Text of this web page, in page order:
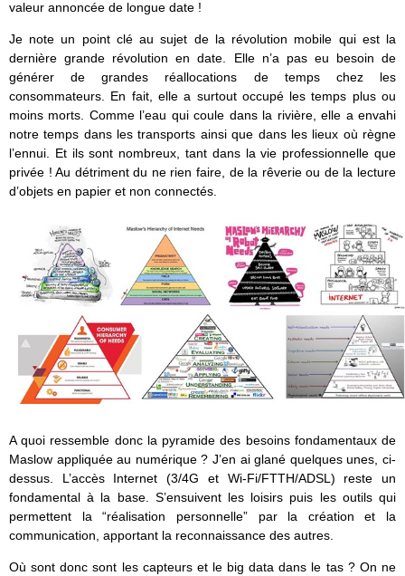
valeur annoncée de longue date !
Je note un point clé au sujet de la révolution mobile qui est la
dernière grande révolution en date. Elle n’a pas eu besoin de
générer de grandes réallocations de temps chez les
consommateurs. En fait, elle a surtout occupé les temps plus ou
moins morts. Comme l’eau qui coule dans la rivière, elle a envahi
notre temps dans les transports ainsi que dans les lieux où règne
l’ennui. Et ils sont nombreux, tant dans la vie professionnelle que
privée ! Au détriment du ne rien faire, de la rêverie ou de la lecture
d’objets en papier et non connectés.
A quoi ressemble donc la pyramide des besoins fondamentaux de
Maslow appliquée au numérique ? J’en ai glané quelques unes, ci-
dessus. L’accès Internet (3/4G et Wi-Fi/FTTH/ADSL) reste un
fondamental à la base. S’ensuivent les loisirs puis les outils qui
permettent la “réalisation personnelle” par la création et la
communication, apportant la reconnaissance des autres.
Où sont donc sont les capteurs et le big data dans le tas ? On ne